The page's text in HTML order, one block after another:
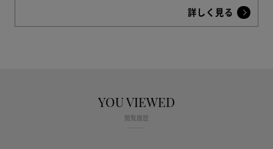
詳しく見る
YOU VIEWED
閲覧履歴